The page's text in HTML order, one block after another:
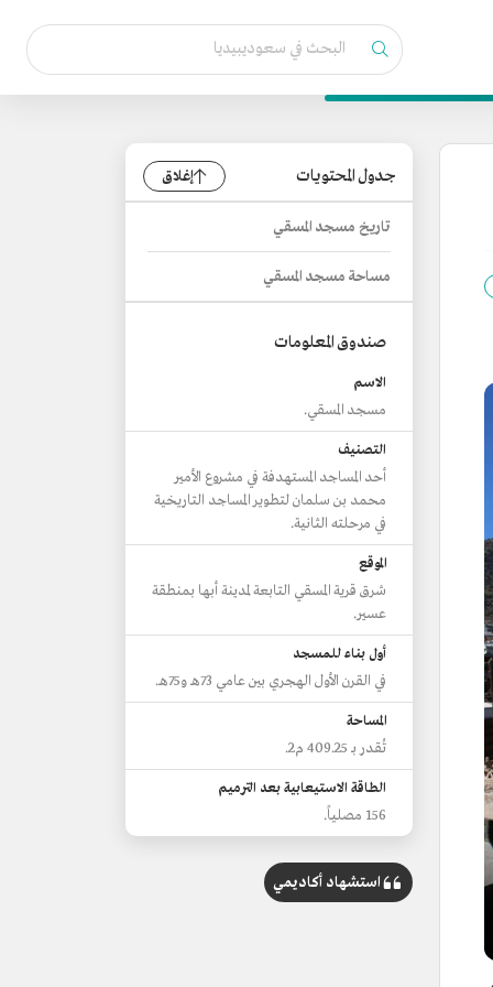
جدول المحتويات إغلاق
تاريخ مسجد المسقي
مساحة مسجد المسقي
صندوق المعلومات
الاسم
مسجد المسقي.
التصنيف
أحد المساجد المستهدفة في مشروع الأمير
محمد بن سلمان لتطوير المساجد التاريخية
في مرحلته الثانية.
الموقع
شرق قرية المسقي التابعة لمدينة أبها بمنطقة
عسير.
أول بناء للمسجد
في القرن الأول الهجري بين عامي 73هـ و75هـ.
المساحة
تُقدر بـ 409.25 م2.
الطاقة الاستيعابية بعد الترميم
156 مصلياً.
استشهاد أكاديمي